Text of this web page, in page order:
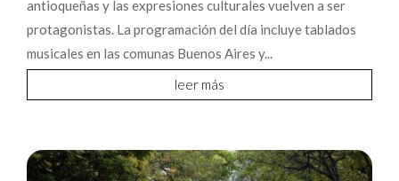
antioqueñas y las expresiones culturales vuelven a ser
protagonistas. La programación del día incluye tablados
musicales en las comunas Buenos Aires y...
leer más